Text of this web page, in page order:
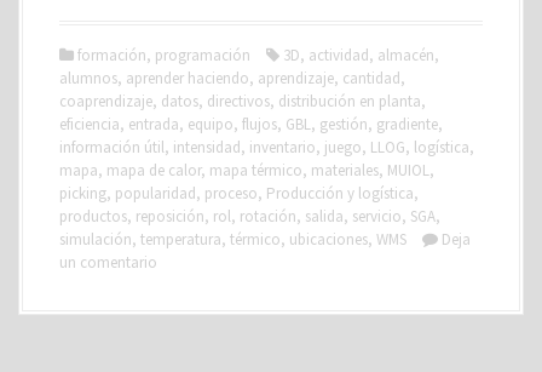
formación, programación 3D, actividad, almacén,
alumnos, aprender haciendo, aprendizaje, cantidad,
coaprendizaje, datos, directivos, distribución en planta,
eficiencia, entrada, equipo, flujos, GBL, gestión, gradiente,
información útil, intensidad, inventario, juego, LLOG, logística,
mapa, mapa de calor, mapa térmico, materiales, MUIOL,
picking, popularidad, proceso, Producción y logística,
productos, reposición, rol, rotación, salida, servicio, SGA,
simulación, temperatura, térmico, ubicaciones, WMS
Deja
un comentario